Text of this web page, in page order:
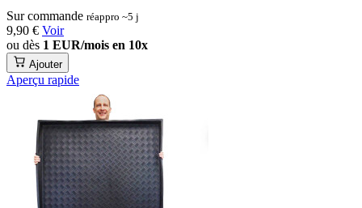
Sur commande réappro ~5 j
9,90 € Voir
ou dès 1 EUR/mois en 10x
Ajouter
Aperçu rapide